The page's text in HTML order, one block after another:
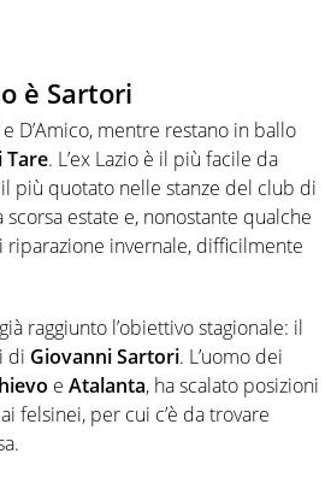
è Sartori
D’Amico, mentre restano in ballo
Tare. L’ex Lazio è il più facile da
più quotato nelle stanze del club di
scorsa estate e, nonostante qualche
riparazione invernale, difficilmente
raggiunto l’obiettivo stagionale: il
di Giovanni Sartori. L’uomo dei
e Atalanta, ha scalato posizioni
felsinei, per cui c’è da trovare